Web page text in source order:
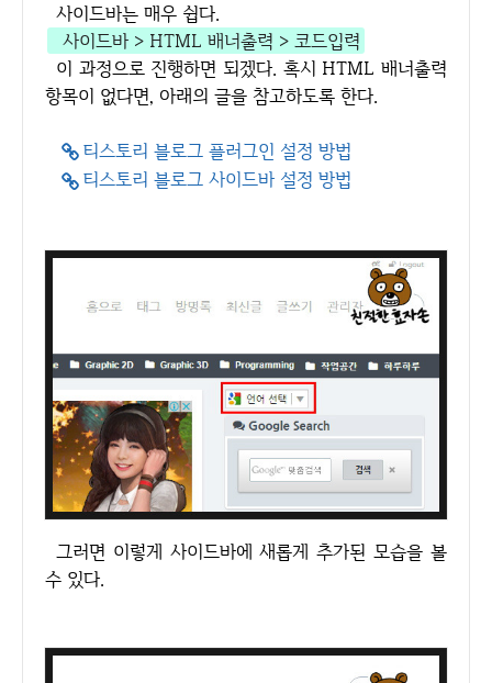
사이드바는 매우 쉽다.
사이드바 > HTML 배너출력 > 코드입력
이 과정으로 진행하면 되겠다. 혹시 HTML 배너출력
항목이 없다면, 아래의 글을 참고하도록 한다.
티스토리 블로그 플러그인 설정 방법
티스토리 블로그 사이드바 설정 방법
그러면 이렇게 사이드바에 새롭게 추가된 모습을 볼
수 있다.